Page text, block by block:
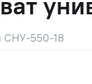
СНУ-550-18